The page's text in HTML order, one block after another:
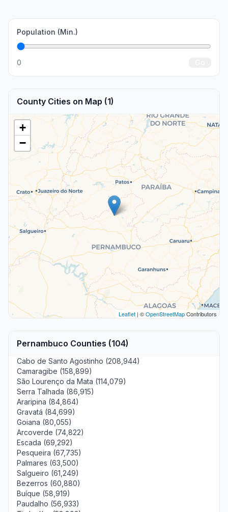
Population (Min.)
0
County Cities on Map (1)
+
−
Leaflet | ©OpenStreetMapContributors
Pernambuco Counties (104)
Cabo de Santo Agostinho (208,944)
Camaragibe (158,899)
São Lourenço da Mata (114,079)
Serra Talhada (86,915)
Araripina (84,864)
Gravatá (84,699)
Goiana (80,055)
Arcoverde (74,822)
Escada (69,292)
Pesqueira (67,735)
Palmares (63,500)
Salgueiro (61,249)
Bezerros (60,880)
Buíque (58,919)
Paudalho (56,933)